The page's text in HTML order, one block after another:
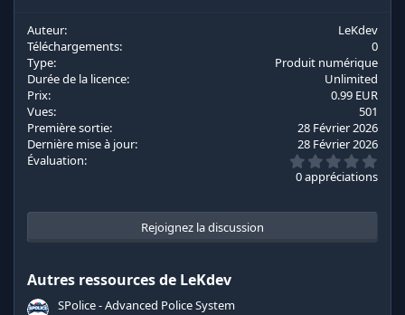
Auteur
LeKdev
Téléchargements
0
Type
Produit numérique
Durée de la licence
Unlimited
Prix
0.99 EUR
Vues
501
Première sortie
28 Février 2026
Dernière mise à jour
28 Février 2026
Évaluation
.
0 appréciations
Rejoignez la discussion
Autres ressources de LeKdev
SPolice - Advanced Police System